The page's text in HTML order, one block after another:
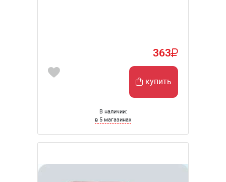
363
купить
В наличии:
в 5 магазинах